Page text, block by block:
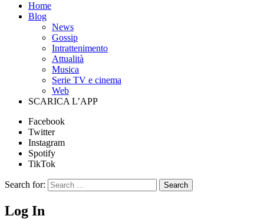
Home
Blog
News
Gossip
Intrattenimento
Attualità
Musica
Serie TV e cinema
Web
SCARICA L’APP
Facebook
Twitter
Instagram
Spotify
TikTok
Search for: Search
Log In